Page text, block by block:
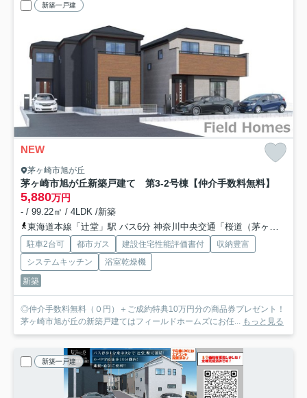
新築一戸建
NEW
茅ヶ崎市旭が丘
茅ヶ崎市旭が丘新築戸建て 第3-2号棟 【仲介手数料無料】
5,880万円
- / 99.22㎡ / 4LDK /新築
東海道本線「辻堂」駅 バス6分 神奈川中央交通「桜道（茅ヶ崎市）」 停歩4分
駐車2台可 都市ガス 建設住宅性能評価書付
収納豊富
システムキッチン
浴室乾燥機
新築
◎仲介手数料無料（０円）＋ご成約特典10万円分の商品券プレゼント！
茅ヶ崎市旭が丘の新築戸建てはフィールドホームズにお任... もっと見る
新築一戸建